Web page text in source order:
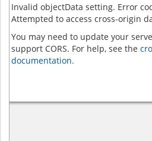
Invalid objectData setting. Error
Attempted to access cross-origin
You may need to update your
support CORS. For help, see the
documentation.